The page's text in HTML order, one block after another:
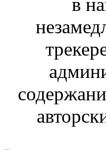
в